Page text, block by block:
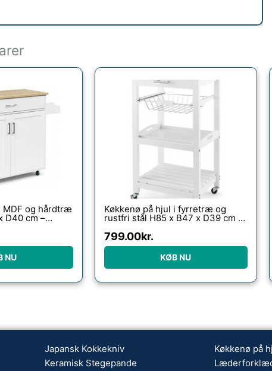
MDF og hårdtræ
D40 cm –
NU
Køkkenø på hjul i fyrretræ og
rustfri stål H85 x B47 x D39 cm –
799.00kr.
KØB NU
Japansk Kokkekniv
Keramisk Stegepande
Køkkenø på